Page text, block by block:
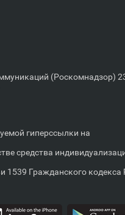
(Роскомнадзор)
гиперссылки на
средства
1539 Гражданского кодекса